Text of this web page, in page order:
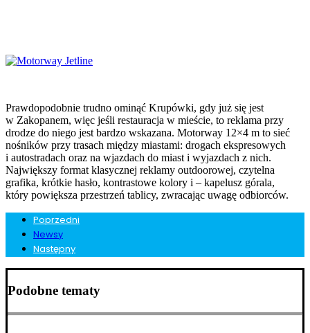
Prawdopodobnie trudno ominąć Krupówki, gdy już się jest
w Zakopanem, więc jeśli restauracja w mieście, to reklama przy
drodze do niego jest bardzo wskazana. Motorway 12×4 m to sieć
nośników przy trasach między miastami: drogach ekspresowych
i autostradach oraz na wjazdach do miast i wyjazdach z nich.
Największy format klasycznej reklamy outdoorowej, czytelna
grafika, krótkie hasło, kontrastowe kolory i – kapelusz górala,
który powiększa przestrzeń tablicy, zwracając uwagę odbiorców.
Poprzedni
Newsy
Następny
Podobne tematy